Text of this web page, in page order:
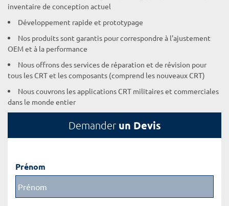
inventaire de conception actuel
Développement rapide et prototypage
Nos produits sont garantis pour correspondre à l'ajustement
OEM et à la performance
Nous offrons des services de réparation et de révision pour
tous les CRT et les composants (comprend les nouveaux CRT)
Nous couvrons les applications CRT militaires et commerciales
dans le monde entier
Demander un Devis
Prénom